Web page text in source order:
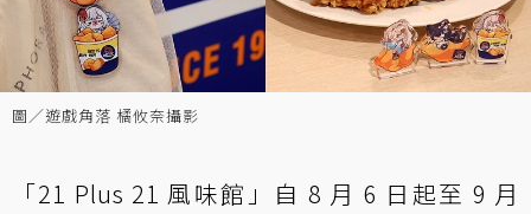
圖／遊戲角落 橘攸奈攝影
「21 Plus 21 風味館」自 8 月 6 日起至 9 月